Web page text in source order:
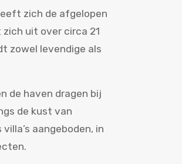
zich de afgelopen
uit over circa 21
zowel levendige als
de haven dragen bij
de kust van
aangeboden, in